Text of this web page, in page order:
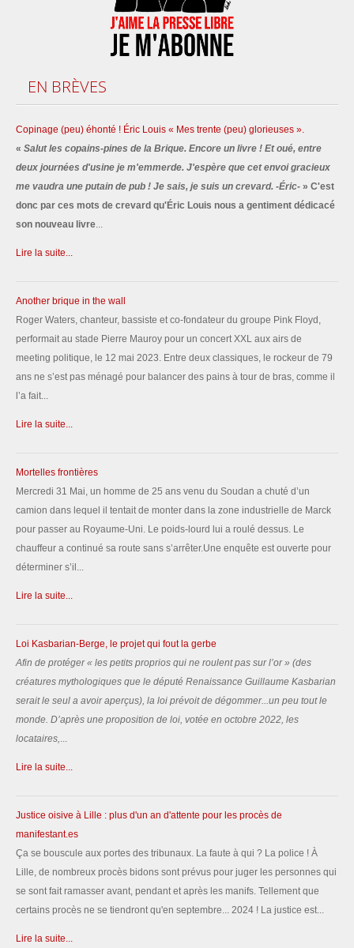
EN BRÈVES
Copinage (peu) éhonté ! Éric Louis « Mes trente (peu) glorieuses ».
« Salut les copains-pines de la Brique. Encore un livre ! Et oué, entre
deux journées d'usine je m'emmerde. J'espère que cet envoi gracieux
me vaudra une putain de pub ! Je sais, je suis un crevard. -Éric- » C'est
donc par ces mots de crevard qu'Éric Louis nous a gentiment dédicacé
son nouveau livre...
Lire la suite...
Another brique in the wall
Roger Waters, chanteur, bassiste et co-fondateur du groupe Pink Floyd,
performait au stade Pierre Mauroy pour un concert XXL aux airs de
meeting politique, le 12 mai 2023. Entre deux classiques, le rockeur de 79
ans ne s’est pas ménagé pour balancer des pains à tour de bras, comme il
l’a fait...
Lire la suite...
Mortelles frontières
Mercredi 31 Mai, un homme de 25 ans venu du Soudan a chuté d’un
camion dans lequel il tentait de monter dans la zone industrielle de Marck
pour passer au Royaume-Uni. Le poids-lourd lui a roulé dessus. Le
chauffeur a continué sa route sans s’arrêter.Une enquête est ouverte pour
déterminer s’il...
Lire la suite...
Loi Kasbarian-Berge, le projet qui fout la gerbe
Afin de protéger « les petits proprios qui ne roulent pas sur l’or» (des
créatures mythologiques que le député Renaissance Guillaume Kasbarian
serait le seul a avoir aperçus), la loi prévoit de dégommer...un peu tout le
monde. D’après une proposition de loi, votée en octobre 2022, les
locataires,...
Lire la suite...
Justice oisive à Lille : plus d'un an d'attente pour les procès de
manifestant.es
Ça se bouscule aux portes des tribunaux. La faute à qui ? La police ! À
Lille, de nombreux procès bidons sont prévus pour juger les personnes qui
se sont fait ramasser avant, pendant et après les manifs. Tellement que
certains procès ne se tiendront qu'en septembre... 2024 ! La justice est...
Lire la suite...